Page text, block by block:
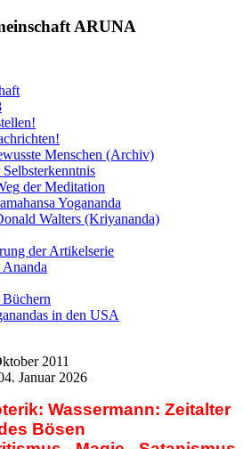
ARUNA
Menschen (Archiv)
der Meditation
Yogananda
Walters (Kriyananda)
der Artikelserie
Büchern
in den USA
2011
Januar 2026
Wassermann: Zeitalter
Bösen